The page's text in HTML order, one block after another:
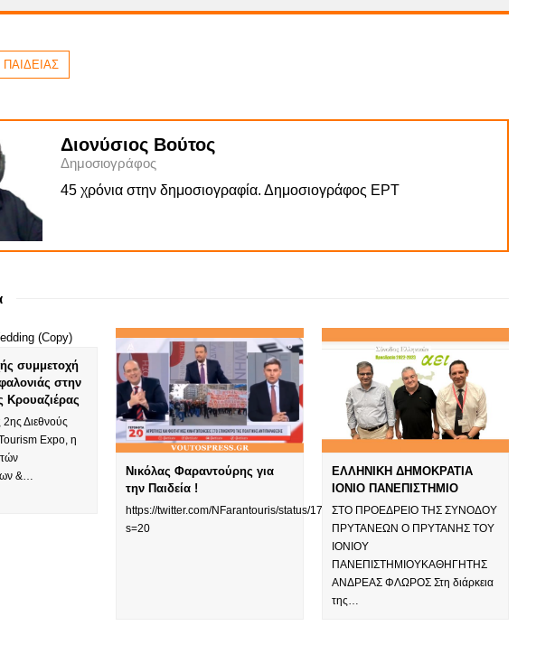
Διονύσιος Βούτος
Δημοσιογράφος
45 χρόνια στην δημοσιογραφία. Δημοσιογράφος ΕΡΤ
συμμετοχή
στην
Κρουαζιέρας
2ης Διεθνούς
Expo, η
&…
Νικόλας Φαραντούρης για
την Παιδεία !
https://twitter.com/NFarantouris/status/1753446285535756586?
s=20
ΕΛΛΗΝΙΚΗ ΔΗΜΟΚΡΑΤΙΑ
ΙΟΝΙΟ ΠΑΝΕΠΙΣΤΗΜΙΟ
ΣΤΟ ΠΡΟΕΔΡΕΙΟ ΤΗΣ ΣΥΝΟΔΟΥ
ΠΡΥΤΑΝΕΩΝ Ο ΠΡΥΤΑΝΗΣ ΤΟΥ
ΙΟΝΙΟΥ
ΠΑΝΕΠΙΣΤΗΜΙΟΥΚΑΘΗΓΗΤΗΣ
ΑΝΔΡΕΑΣ ΦΛΩΡΟΣ Στη διάρκεια
της…